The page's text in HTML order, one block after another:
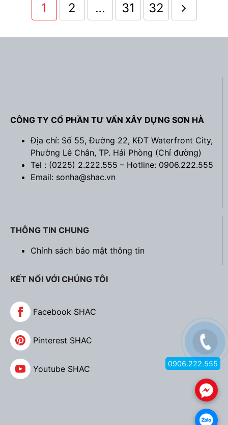
1 2 … 31 32
CÔNG TY CỔ PHẦN TƯ VẤN XÂY DỰNG SƠN HÀ
Địa chỉ: Số 55, Đường 22, KĐT Waterfront City,
Phường Lê Chân, TP. Hải Phòng (Chỉ đường)
Tel : (0225) 2.222.555 – Hotline: 0906.222.555
Email: sonha@shac.vn
THÔNG TIN CHUNG
Chính sách bảo mật thông tin
KẾT NỐI VỚI CHÚNG TÔI
Facebook SHAC
Pinterest SHAC
Youtube SHAC
.
.
0906.222.555